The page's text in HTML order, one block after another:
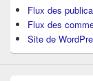
Flux des
Flux des
Site de